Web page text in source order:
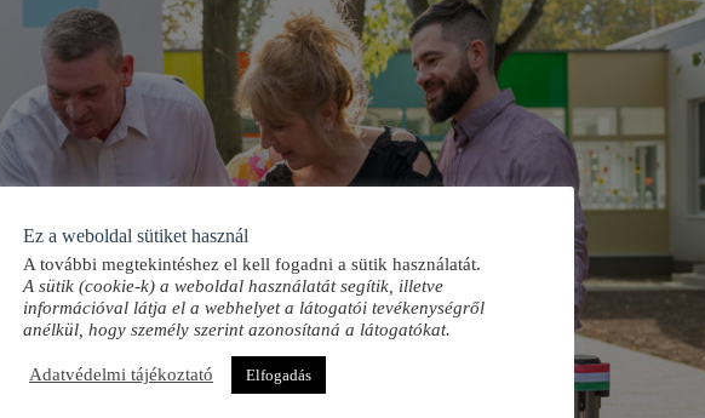
Ez a weboldal sütiket használ
A további megtekintéshez el kell fogadni a sütik használatát.
A sütik (cookie-k) a weboldal használatát segítik, illetve
információval látja el a webhelyet a látogatói tevékenységről
anélkül, hogy személy szerint azonosítaná a látogatókat.
Adatvédelmi tájékoztató Elfogadás